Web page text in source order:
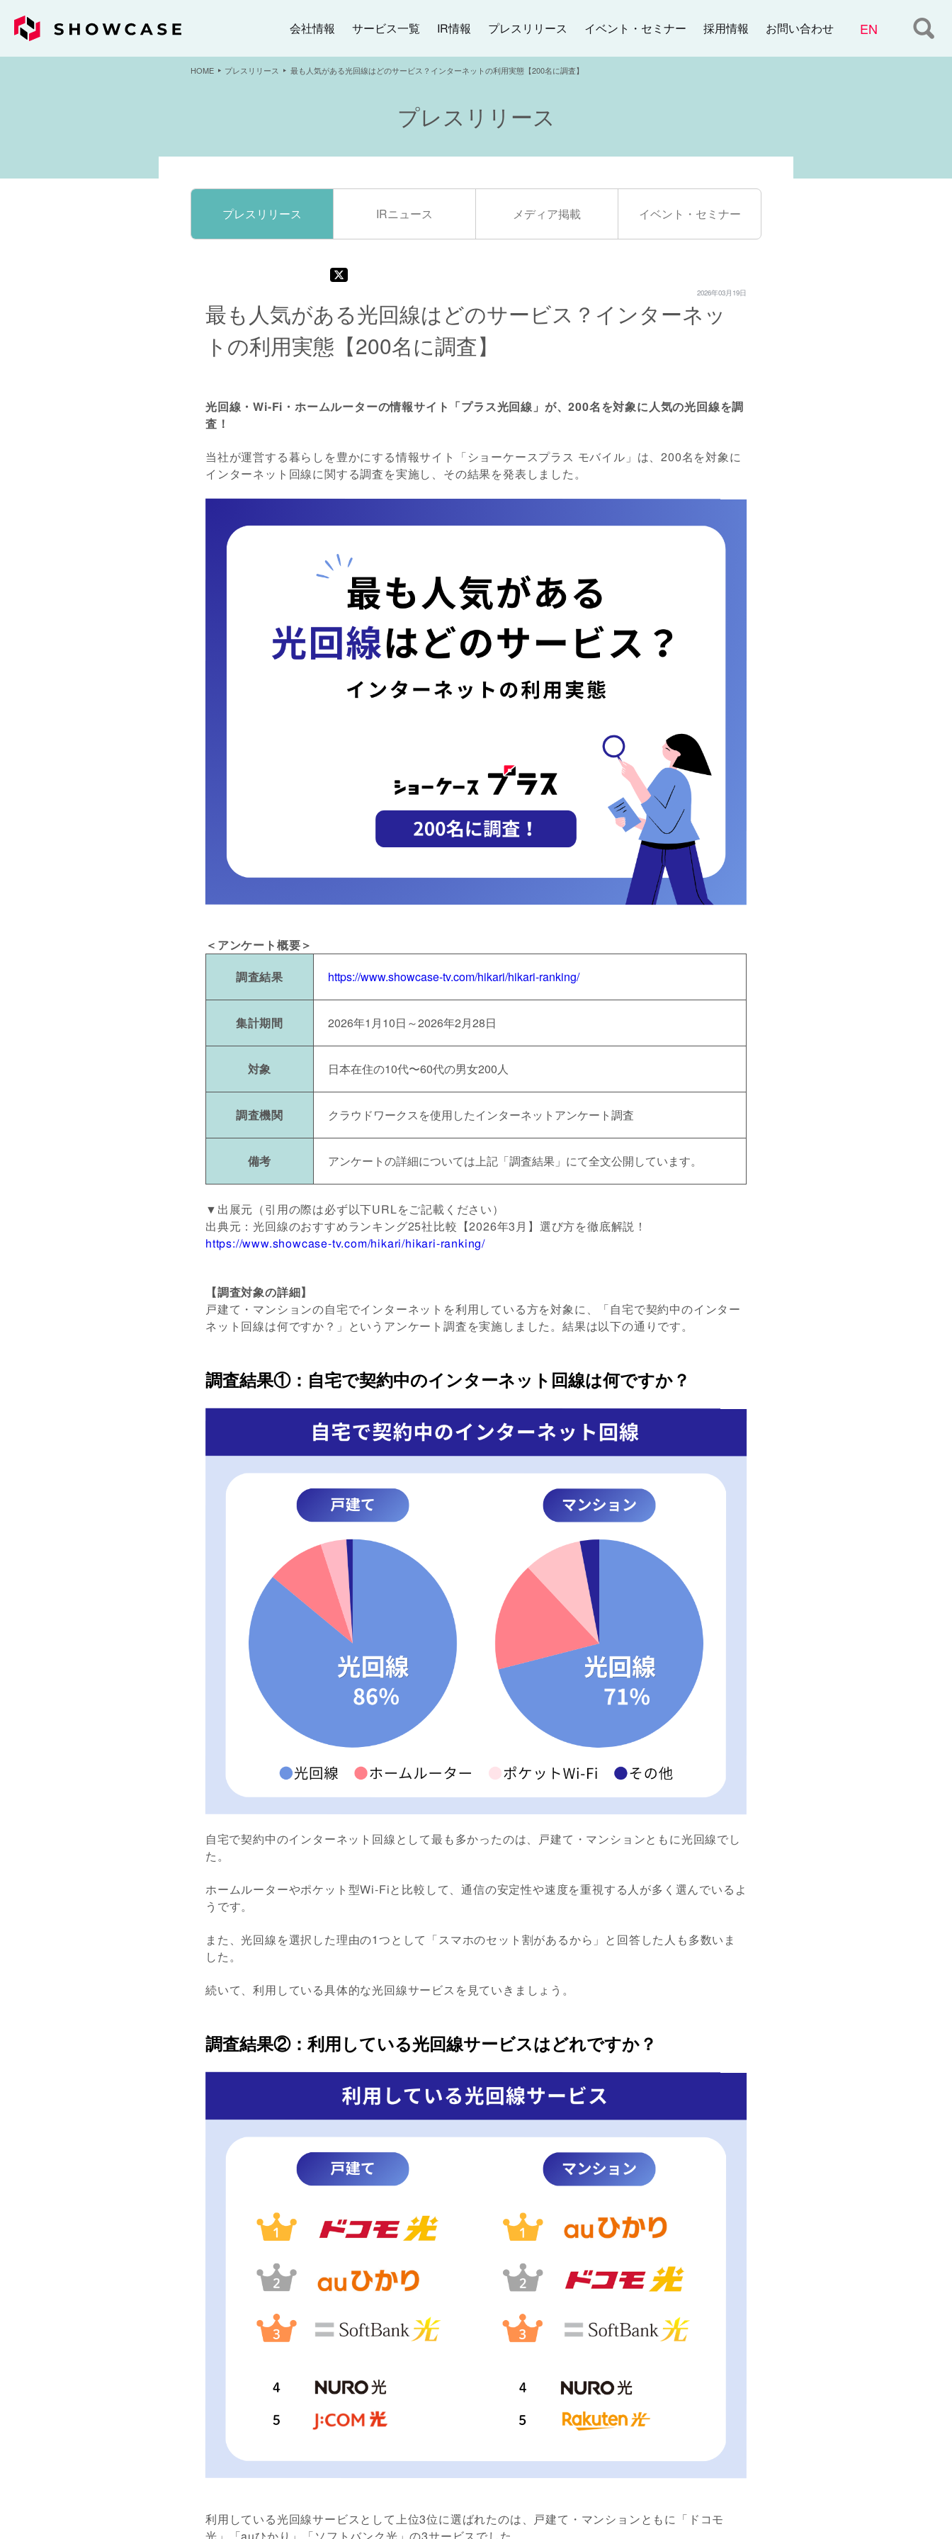
会社情報 サービス一覧 IR情報 プレスリリース イベント・セミナー 採用情報 お問い合わせ
プレスリリース
HOME プレスリリース 最も人気がある光回線はどのサービス？インターネットの利用実態【200名に調査】
プレスリリース IRニュース メディア掲載 イベント・セミナー
2026年03月19日
最も人気がある光回線はどのサービス？インターネッ
トの利用実態【200名に調査】
光回線・Wi-Fi・ホームルーターの情報サイト「プラス光回線」が、200名を対象に人気の光回線を調
査！
当社が運営する暮らしを豊かにする情報サイト「ショーケースプラス モバイル」は、200名を対象に
インターネット回線に関する調査を実施し、その結果を発表しました。
＜アンケート概要＞
調査結果 https://www.showcase-tv.com/hikari/hikari-ranking/
集計期間 2026年1月10日～2026年2月28日
対象 日本在住の10代〜60代の男女200人
調査機関 クラウドワークスを使用したインターネットアンケート調査
備考 アンケートの詳細については上記「調査結果」にて全文公開しています。
▼出展元（引用の際は必ず以下URLをご記載ください）
出典元：光回線のおすすめランキング25社比較【2026年3月】選び方を徹底解説！
https://www.showcase-tv.com/hikari/hikari-ranking/
【調査対象の詳細】
戸建て・マンションの自宅でインターネットを利用している方を対象に、「自宅で契約中のインター
ネット回線は何ですか？」というアンケート調査を実施しました。結果は以下の通りです。
調査結果①：自宅で契約中のインターネット回線は何ですか？
自宅で契約中のインターネット回線として最も多かったのは、戸建て・マンションともに光回線でし
た。
ホームルーターやポケット型Wi-Fiと比較して、通信の安定性や速度を重視する人が多く選んでいるよ
うです。
また、光回線を選択した理由の1つとして「スマホのセット割があるから」と回答した人も多数いま
した。
続いて、利用している具体的な光回線サービスを見ていきましょう。
調査結果②：利用している光回線サービスはどれですか？
利用している光回線サービスとして上位3位に選ばれたのは、戸建て・マンションともに「ドコモ
光」「auひかり」「ソフトバンク光」の3サービスでした。